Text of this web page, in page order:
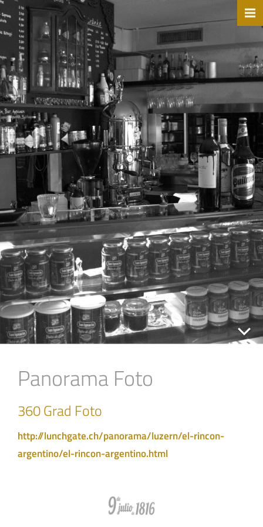
Panorama Foto
360 Grad Foto
http://lunchgate.ch/panorama/luzern/el-rincon-
argentino/el-rincon-argentino.html